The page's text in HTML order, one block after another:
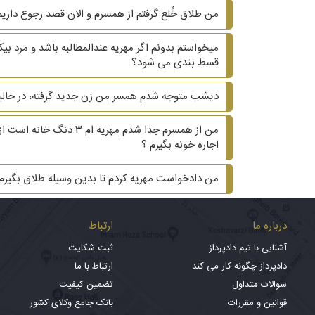
من طلاق خُلع گرفتم از همسرم و الان قصد رجوع
میخواستم بدونم اگر مهریه عندالمطالبه باشد و
قسط بندی می شود؟
دیشب متوجه شدم همسر من زن جدید گرفته، در حالیکه ۲۰ سال هست که زیر یک سقف زندگی می کنیم و دوتا بچه داریم. ?? آیا می‌تونم هم طلاق هم
من از همسرم جدا
اجاره خونه بگیرم ؟
من دادخواست مهریه کردم تا بدین وسیله طلاق
درباره ما
آشنایی با تیم دادپرداز
دادپرداز چگونه کار می کند
سوالات متداول
قوانین و مقررات
ارتباط
ثبت شکایت
ارتباط با ما
تضمین کیفیت
بانک جامع وکلای کشور